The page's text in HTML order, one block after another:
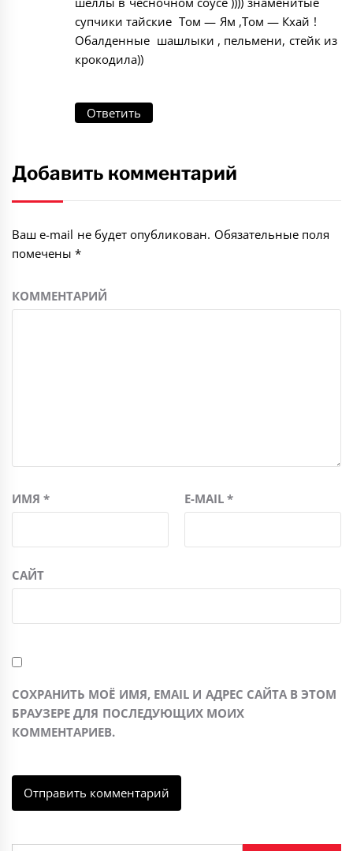
супчики тайские Том — Ям ,Том — Кхай !
Обалденные шашлыки , пельмени, стейк из
крокодила))
Ответить
Добавить комментарий
Ваш e-mail не будет опубликован. Обязательные поля
помечены*
КОММЕНТАРИЙ
ИМЯ* E-MAIL*
САЙТ
СОХРАНИТЬ МОЁ ИМЯ, EMAIL И АДРЕС САЙТА В ЭТОМ
БРАУЗЕРЕ ДЛЯ ПОСЛЕДУЮЩИХ МОИХ
КОММЕНТАРИЕВ.